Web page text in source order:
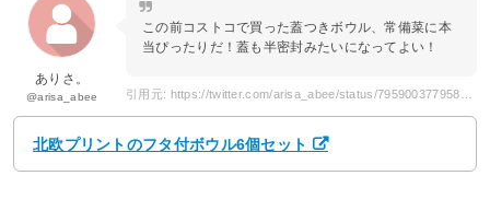
ありさ。
@arisa_abee
この前コストコで買った蓋つきボウル、常備菜に本
当ぴったりだ！蓋も半密封みたいになってよい！
北欧プリントのフタ付ボウル6個セット